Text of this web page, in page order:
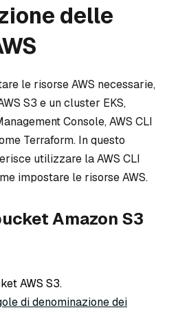
delle
le risorse AWS necessarie,
S3 e un cluster EKS,
Console, AWS CLI
Terraform. In questo
utilizzare la AWS CLI
impostare le risorse AWS.
Amazon S3
AWS S3.
di denominazione dei